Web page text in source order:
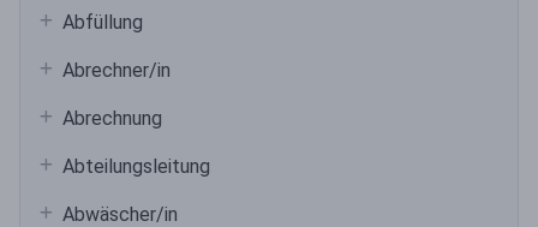
Abfüllung
Abrechner/in
Abrechnung
Abteilungsleitung
Abwäscher/in